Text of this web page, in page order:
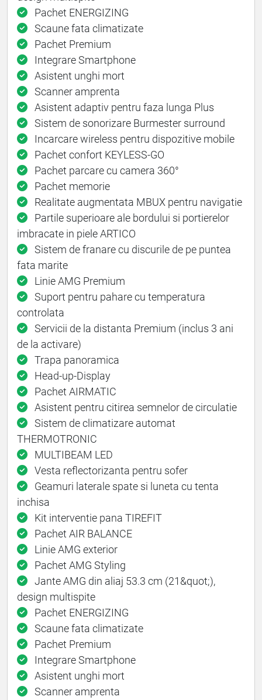
Pachet ENERGIZING
Scaune fata climatizate
Pachet Premium
Integrare Smartphone
Asistent unghi mort
Scanner amprenta
Asistent adaptiv pentru faza lunga Plus
Sistem de sonorizare Burmester surround
Incarcare wireless pentru dispozitive mobile
Pachet confort KEYLESS-GO
Pachet parcare cu camera 360°
Pachet memorie
Realitate augmentata MBUX pentru navigatie
Partile superioare ale bordului si portierelor
imbracate in piele ARTICO
Sistem de franare cu discurile de pe puntea
fata marite
Linie AMG Premium
Suport pentru pahare cu temperatura
controlata
Servicii de la distanta Premium (inclus 3 ani
de la activare)
Trapa panoramica
Head-up-Display
Pachet AIRMATIC
Asistent pentru citirea semnelor de circulatie
Sistem de climatizare automat
THERMOTRONIC
MULTIBEAM LED
Vesta reflectorizanta pentru sofer
Geamuri laterale spate si luneta cu tenta
inchisa
Kit interventie pana TIREFIT
Pachet AIR BALANCE
Linie AMG exterior
Pachet AMG Styling
Jante AMG din aliaj 53.3 cm (21&quot;),
design multispite
Pachet ENERGIZING
Scaune fata climatizate
Pachet Premium
Integrare Smartphone
Asistent unghi mort
Scanner amprenta